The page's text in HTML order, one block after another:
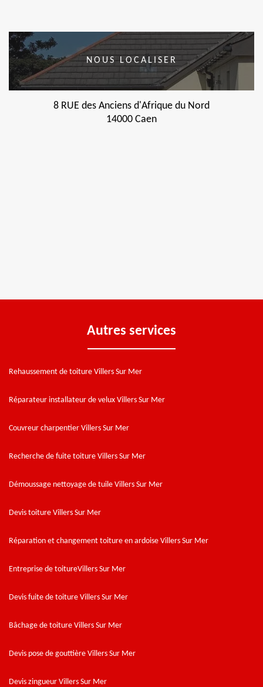
NOUS LOCALISER
8 RUE des Anciens d'Afrique du Nord
14000 Caen
Autres services
Rehaussement de toiture Villers Sur Mer
Réparateur installateur de velux Villers Sur Mer
Couvreur charpentier Villers Sur Mer
Recherche de fuite toiture Villers Sur Mer
Démoussage nettoyage de tuile Villers Sur Mer
Devis toiture Villers Sur Mer
Réparation et changement toiture en ardoise Villers Sur Mer
Entreprise de toitureVillers Sur Mer
Devis fuite de toiture Villers Sur Mer
Bâchage de toiture Villers Sur Mer
Devis pose de gouttière Villers Sur Mer
Devis zingueur Villers Sur Mer